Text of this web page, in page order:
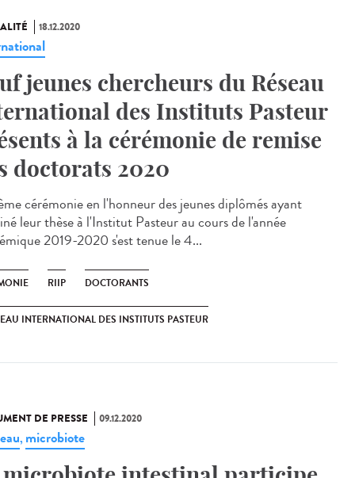
18.12.2020
jeunes chercheurs du Réseau
des Instituts Pasteur
à la cérémonie de remise
doctorats 2020
cérémonie en l'honneur des jeunes diplômés ayant
leur thèse à l'Institut Pasteur au cours de l'année
2019-2020 s'est tenue le 4...
RIIP DOCTORANTS
INTERNATIONAL DES INSTITUTS PASTEUR
DE PRESSE 09.12.2020
, microbiote